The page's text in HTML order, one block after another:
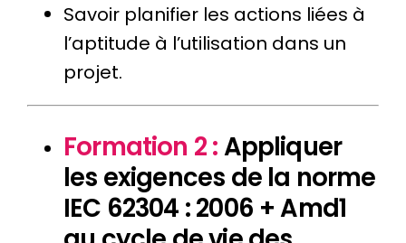
Savoir planifier les actions liées à
l’aptitude à l’utilisation dans un
projet.
Formation 2 :Appliquer
les exigences de la norme
IEC 62304 : 2006 + Amd1